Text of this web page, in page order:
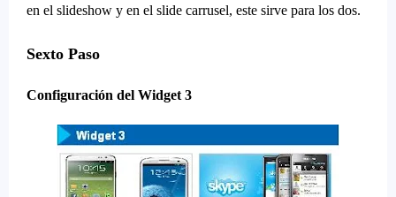
en el slideshow y en el slide carrusel, este sirve para los dos.
Sexto Paso
Configuración del Widget 3